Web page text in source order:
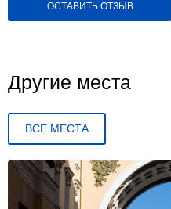
ОСТАВИТЬ ОТЗЫВ
Другие места
ВСЕ МЕСТА